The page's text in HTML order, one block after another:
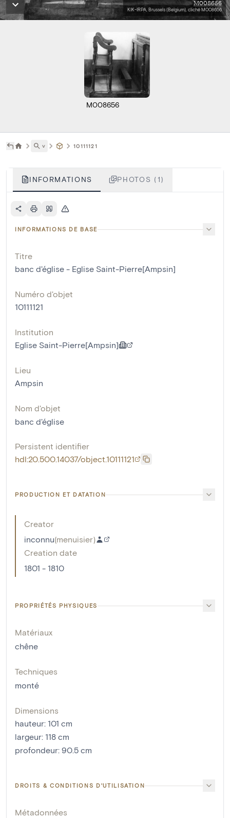
M008656
KIK-IRPA, Brussels (Belgium), cliché M008656
M008656
˅ 10111121
INFORMATIONS PHOTOS (1)
INFORMATIONS DE BASE
Titre
banc d'église - Eglise Saint-Pierre[Ampsin]
Numéro d'objet
10111121
Institution
Eglise Saint-Pierre[Ampsin]
Lieu
Ampsin
Nom d'objet
banc d'église
Persistent identifier
hdl:20.500.14037/object.10111121
PRODUCTION ET DATATION
Creator
inconnu(menuisier)
Creation date
1801 - 1810
PROPRIÉTÉS PHYSIQUES
Matériaux
chêne
Techniques
monté
Dimensions
hauteur: 101 cm
largeur: 118 cm
profondeur: 90.5 cm
DROITS & CONDITIONS D'UTILISATION
Métadonnées